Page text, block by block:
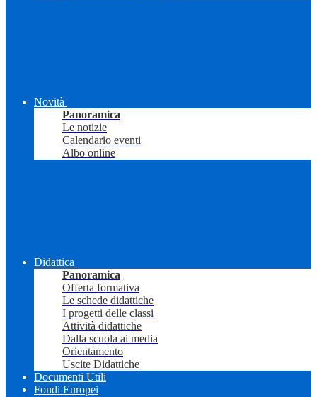
Novità
Panoramica
Le notizie
Calendario eventi
Albo online
Didattica
Panoramica
Offerta formativa
Le schede didattiche
I progetti delle classi
Attività didattiche
Dalla scuola ai media
Orientamento
Uscite Didattiche
Documenti Utili
Fondi Europei